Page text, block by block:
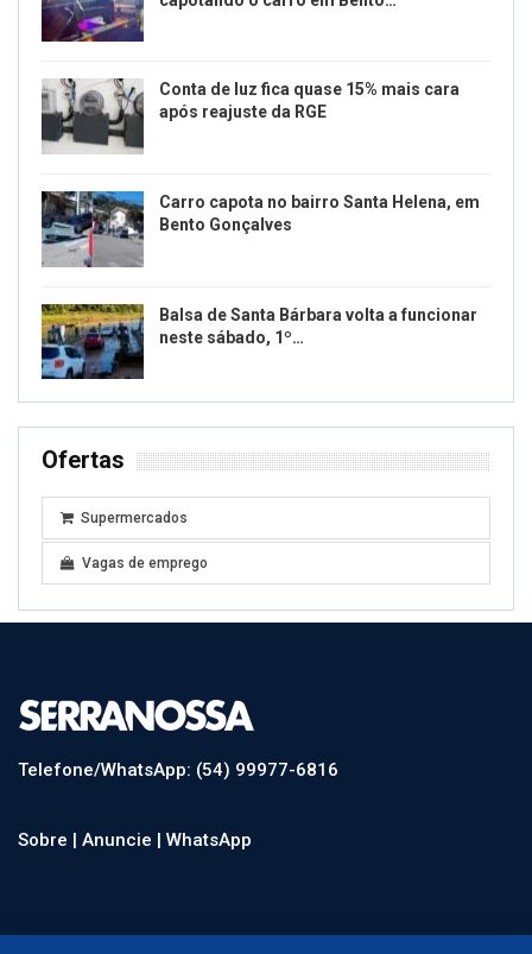
Conta de luz fica quase 15% mais cara
após reajuste da RGE
Carro capota no bairro Santa Helena, em
Bento Gonçalves
Balsa de Santa Bárbara volta a funcionar
neste sábado, 1º…
Ofertas
Supermercados
Vagas de emprego
Telefone/WhatsApp: (54) 99977-6816
Sobre | Anuncie | WhatsApp